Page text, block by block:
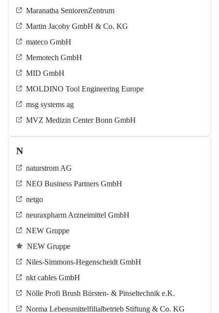
Maranatha SeniorenZentrum
Martin Jacoby GmbH & Co. KG
mateco GmbH
Memotech GmbH
MID GmbH
MOLDINO Tool Engineering Europe
msg systems ag
MVZ Medizin Center Bonn GmbH
N
naturstrom AG
NEO Business Partners GmbH
netgo
neuraxpharm Arzneimittel GmbH
NEW Gruppe
NEW Gruppe
Niles-Simmons-Hegenscheidt GmbH
nkt cables GmbH
Nölle Profi Brush Bürsten- & Pinseltechnik e.K.
Norma Lebensmittelfilialbetrieb Stiftung & Co. KG